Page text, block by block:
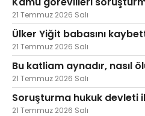
21 Temmuz 2026 Salı
Ülker Yiğit babasını
21 Temmuz 2026 Salı
Bu katliam aynadır, nasıl
21 Temmuz 2026 Salı
Soruşturma hukuk devleti
21 Temmuz 2026 Salı